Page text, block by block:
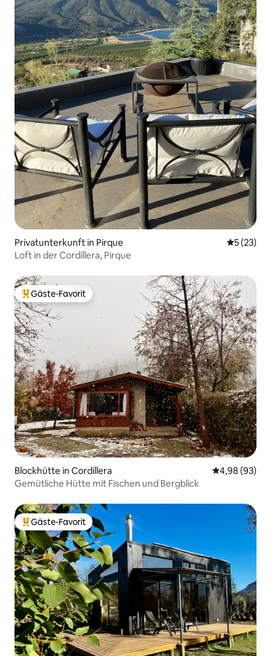
Privatunterkunft in Pirque
5 (23)
Loft in der Cordillera, Pirque
Beliebter Gäste-Favorit.
Gäste-Favorit
Blockhütte in Cordillera
4,98 (93)
Gemütliche Hütte mit Fischen und Bergblick
Beliebter Gäste-Favorit.
Gäste-Favorit